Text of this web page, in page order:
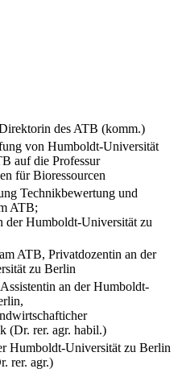
des ATB (komm.)
von Humboldt-Universität
auf die Professur
für Bioressourcen
Technikbewertung und
ATB;
der Humboldt-Universität zu
ATB, Privatdozentin an der
zu Berlin
an der Humboldt-
(Dr. rer. agr. habil.)
Universität zu Berlin
rer. agr.)